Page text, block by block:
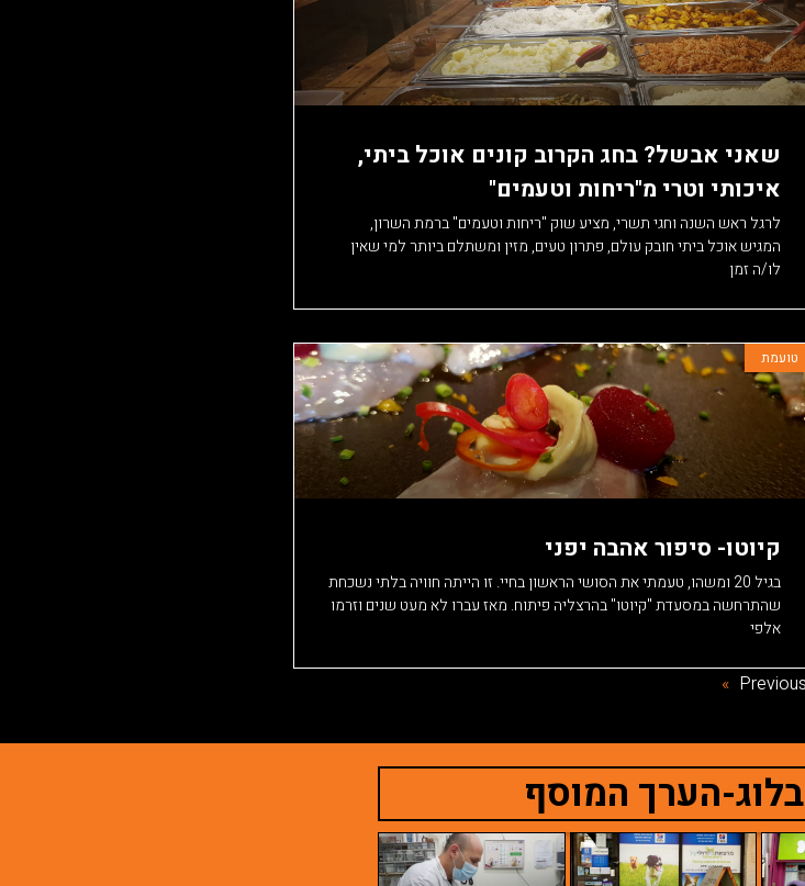
שאני אבשל? בחג הקרוב קונים אוכל ביתי,
איכותי וטרי מ"ריחות וטעמים"
לרגל ראש השנה וחגי תשרי, מציע שוק "ריחות וטעמים" ברמת השרון,
המגיש אוכל ביתי חובק עולם, פתרון טעים, מזין ומשתלם ביותר למי שאין
לו/ה זמן
טועמת
קיוטו- סיפור אהבה יפני
בגיל 20 ומשהו, טעמתי את הסושי הראשון בחיי. זו הייתה חוויה בלתי נשכחת
שהתרחשה במסעדת "קיוטו" בהרצליה פיתוח. מאז עברו לא מעט שנים וזרמו
אלפי
בלוג-הערך המוסף